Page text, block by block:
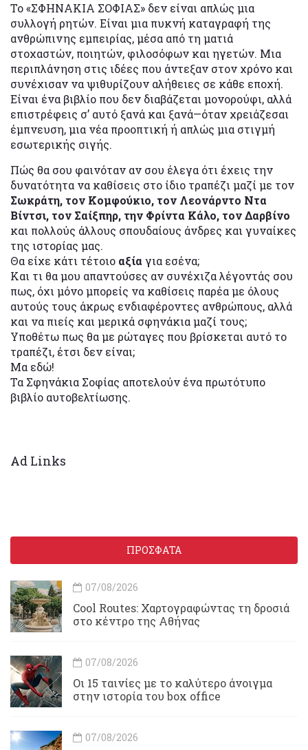
Το «ΣΦΗΝΑΚΙΑ ΣΟΦΙΑΣ» δεν είναι απλώς μια
συλλογή ρητών. Είναι μια πυκνή καταγραφή της
ανθρώπινης εμπειρίας, μέσα από τη ματιά
στοχαστών, ποιητών, φιλοσόφων και ηγετών. Μια
περιπλάνηση στις ιδέες που άντεξαν στον χρόνο και
συνέχισαν να ψιθυρίζουν αλήθειες σε κάθε εποχή.
Είναι ένα βιβλίο που δεν διαβάζεται μονορούφι, αλλά
επιστρέφεις σ’ αυτό ξανά και ξανά—όταν χρειάζεσαι
έμπνευση, μια νέα προοπτική ή απλώς μια στιγμή
εσωτερικής σιγής.
Πώς θα σου φαινόταν αν σου έλεγα ότι έχεις την
δυνατότητα να καθίσεις στο ίδιο τραπέζι μαζί με τον
Σωκράτη, τον Κομφούκιο, τον Λεονάρντο Ντα
Βίντσι, τον Σαίξπηρ, την Φρίντα Κάλο, τον Δαρβίνο
και πολλούς άλλους σπουδαίους άνδρες και γυναίκες
της ιστορίας μας.
Θα είχε κάτι τέτοιο αξίαγια εσένα;
Και τι θα μου απαντούσες αν συνέχιζα λέγοντάς σου
πως, όχι μόνο μπορείς να καθίσεις παρέα με όλους
αυτούς τους άκρως ενδιαφέροντες ανθρώπους, αλλά
και να πιείς και μερικά σφηνάκια μαζί τους;
Υποθέτω πως θα με ρώταγες που βρίσκεται αυτό το
τραπέζι, έτσι δεν είναι;
Μα εδώ!
Τα Σφηνάκια Σοφίας αποτελούν ένα πρωτότυπο
βιβλίο αυτοβελτίωσης.
Ad Links
ΠΡΟΣΦΑΤΑ
07/08/2026
Cool Routes: Χαρτογραφώντας τη δροσιά
στο κέντρο της Αθήνας
07/08/2026
Οι 15 ταινίες με το καλύτερο άνοιγμα
στην ιστορία του box office
07/08/2026